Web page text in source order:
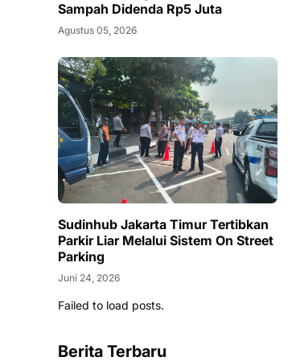
Sampah Didenda Rp5 Juta
Agustus 05, 2026
Sudinhub Jakarta Timur Tertibkan
Parkir Liar Melalui Sistem On Street
Parking
Juni 24, 2026
Failed to load posts.
Berita Terbaru